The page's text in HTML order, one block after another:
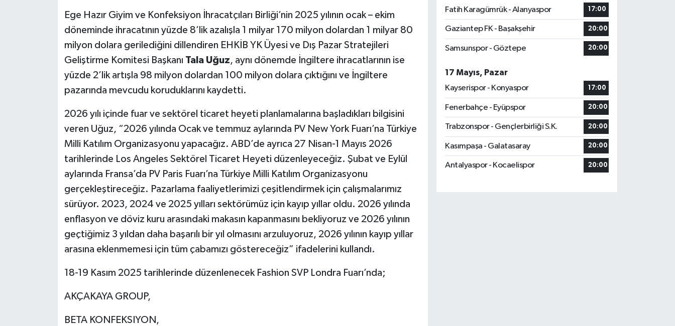
Ege Hazır Giyim ve Konfeksiyon İhracatçıları Birliği’nin 2025 yılının ocak – ekim
döneminde ihracatının yüzde 8’lik azalışla 1 milyar 170 milyon dolardan 1 milyar 80
milyon dolara gerilediğini dillendiren EHKİB YK Üyesi ve Dış Pazar Stratejileri
Geliştirme Komitesi Başkanı Tala Uğuz, aynı dönemde İngiltere ihracatlarının ise
yüzde 2’lik artışla 98 milyon dolardan 100 milyon dolara çıktığını ve İngiltere
pazarında mevcudu koruduklarını kaydetti.
2026 yılı içinde fuar ve sektörel ticaret heyeti planlamalarına başladıkları bilgisini
veren Uğuz, “2026 yılında Ocak ve temmuz aylarında PV New York Fuarı’na Türkiye
Milli Katılım Organizasyonu yapacağız. ABD’de ayrıca 27 Nisan-1 Mayıs 2026
tarihlerinde Los Angeles Sektörel Ticaret Heyeti düzenleyeceğiz. Şubat ve Eylül
aylarında Fransa’da PV Paris Fuarı’na Türkiye Milli Katılım Organizasyonu
gerçekleştireceğiz. Pazarlama faaliyetlerimizi çeşitlendirmek için çalışmalarımız
sürüyor. 2023, 2024 ve 2025 yılları sektörümüz için kayıp yıllar oldu. 2026 yılında
enflasyon ve döviz kuru arasındaki makasın kapanmasını bekliyoruz ve 2026 yılının
geçtiğimiz 3 yıldan daha başarılı bir yıl olmasını arzuluyoruz, 2026 yılının kayıp yıllar
arasına eklenmemesi için tüm çabamızı göstereceğiz” ifadelerini kullandı.
18-19 Kasım 2025 tarihlerinde düzenlenecek Fashion SVP Londra Fuarı’nda;
AKÇAKAYA GROUP,
BETA KONFEKSIYON,
Fatih Karagümrük - Alanyaspor
17:00
Gaziantep FK - Başakşehir 20:00
Samsunspor - Göztepe 20:00
17 Mayıs, Pazar
Kayserispor - Konyaspor
17:00
Fenerbahçe - Eyüpspor 20:00
Trabzonspor - Gençlerbirliği S.K. 20:00
Kasımpaşa - Galatasaray 20:00
Antalyaspor - Kocaelispor 20:00